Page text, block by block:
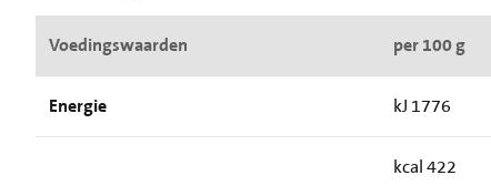
Voedingswaarden per 100 g
Energie kJ 1776
kcal 422